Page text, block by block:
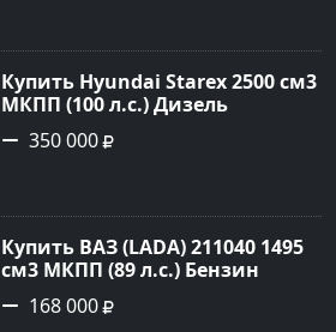
Авторынок23
Купить Hyundai Starex 2500 см3
МКПП (100 л.с.) Дизель
турбонаддув в Краснодар:
цвет белый Фургон 2014 года
Авторынок23
350 000
Купить ВАЗ (LADA) 211040 1495
см3 МКПП (89 л.с.) Бензин
инжектор в Краснодвр: цвет
Черный Седан 2007 года по
168 000